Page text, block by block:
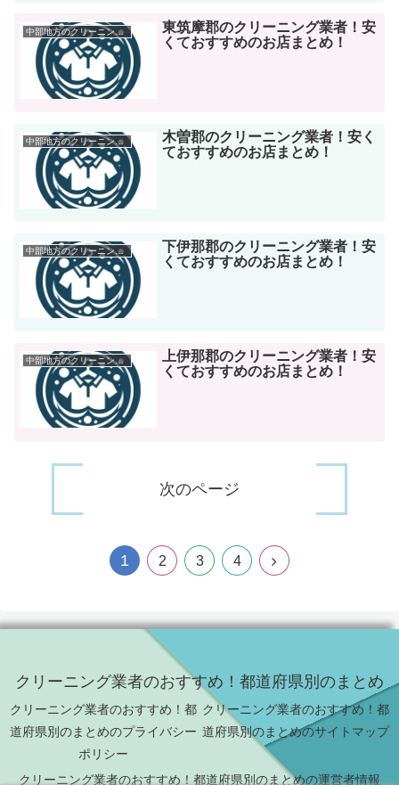
中部地方のクリーニング店
東筑摩郡のクリーニング業者！安
くておすすめのお店まとめ！
中部地方のクリーニング店
木曽郡のクリーニング業者！安く
ておすすめのお店まとめ！
中部地方のクリーニング店
下伊那郡のクリーニング業者！安
くておすすめのお店まとめ！
中部地方のクリーニング店
上伊那郡のクリーニング業者！安
くておすすめのお店まとめ！
次のページ
1 2 3 4
クリーニング業者のおすすめ！都道府県別のまとめ
クリーニング業者のおすすめ！都
道府県別のまとめのプライバシー
ポリシー
クリーニング業者のおすすめ！都
道府県別のまとめのサイトマップ
クリーニング業者のおすすめ！都道府県別のまとめの運営者情報